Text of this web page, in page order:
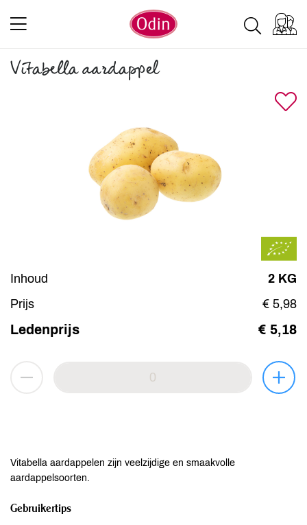
Vitabella aardappel
Inhoud
2 KG
Prijs
€ 5,98
Ledenprijs € 5,18
Vitabella aardappelen zijn veelzijdige en smaakvolle
aardappelsoorten.
Gebruikertips